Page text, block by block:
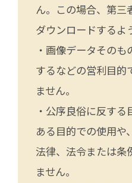
ん。この場合、第三
ダウンロードするよ
・画像データその
するなどの営利目的
ません。
・公序良俗に反す
ある目的での使用や
法律、法令または条
ません。